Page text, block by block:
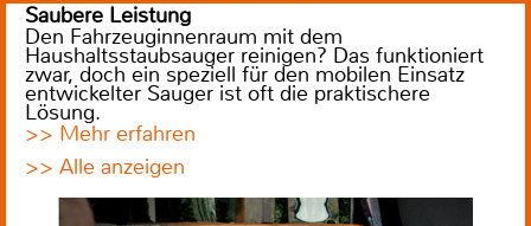
Saubere Leistung
Den Fahrzeuginnenraum mit dem
Haushaltsstaubsauger reinigen? Das funktioniert
zwar, doch ein speziell für den mobilen Einsatz
entwickelter Sauger ist oft die praktischere
Lösung.
>> Mehr erfahren
>> Alle anzeigen